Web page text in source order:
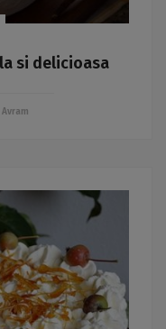
si delicioasa